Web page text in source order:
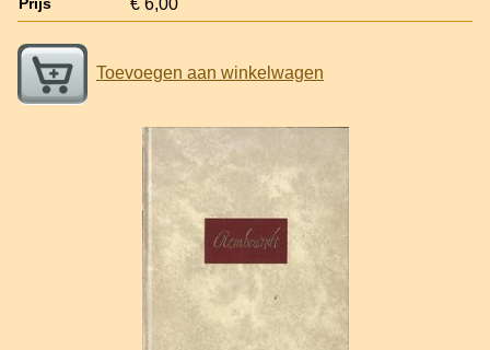
Prijs
Toevoegen aan winkelwagen